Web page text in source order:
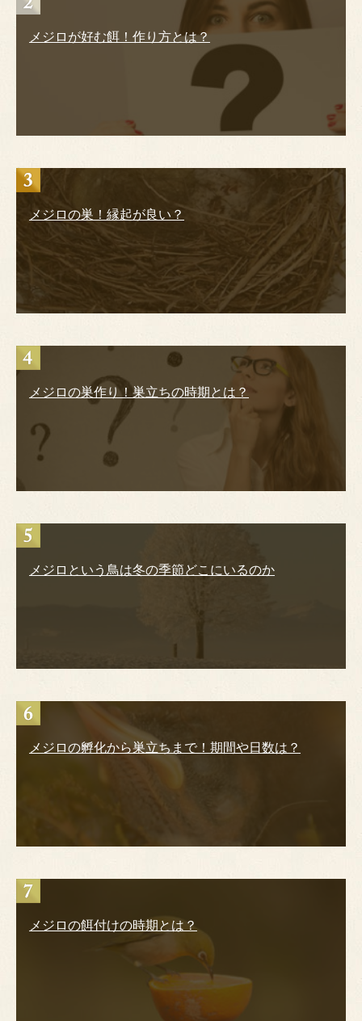
メジロが好む餌！作り方とは？
メジロの巣！縁起が良い？
メジロの巣作り！巣立ちの時期とは？
メジロという鳥は冬の季節どこにいるのか
メジロの孵化から巣立ちまで！期間や日数は？
メジロの餌付けの時期とは？